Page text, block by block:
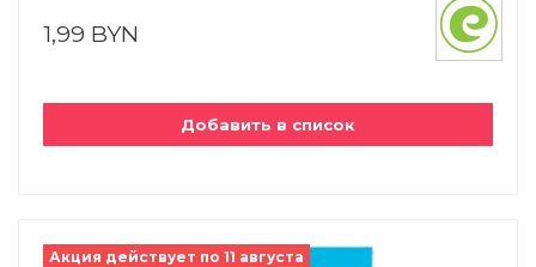
1,99 BYN
Добавить в список
Акция действует по 11 августа